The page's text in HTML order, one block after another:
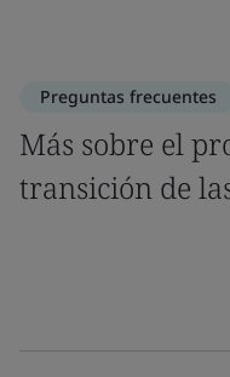
Preguntas frecuentes
Más sobre el
transición de